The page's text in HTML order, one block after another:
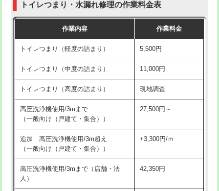
トイレつまり・水漏れ修理の作業料金表
作業内容 作業料金
トイレつまり（軽度の詰まり） 5,500円
トイレつまり（中度の詰まり） 11,000円
トイレつまり（高度の詰まり） 現地調査
高圧洗浄機使用/3mまで
（一般向け（戸建て・集合））
27,500円～
追加 高圧洗浄機使用/3m超え
（一般向け（戸建て・集合））
+3,300円/ｍ
高圧洗浄機使用/3mまで（店舗・法
人）
42,350円